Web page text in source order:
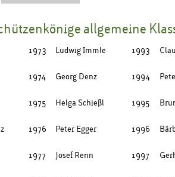
allgemeine
1973 Ludwig Immle 1993
1974 Georg Denz 1994
1975 Helga Schießl 1995
1976 Peter Egger 1996
1977 Josef Renn 1997